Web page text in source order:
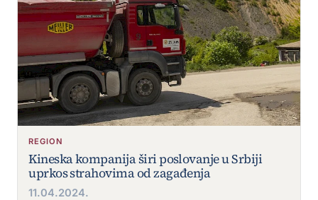
REGION
Kineska kompanija širi poslovanje u Srbiji
uprkos strahovima od zagađenja
11.04.2024.